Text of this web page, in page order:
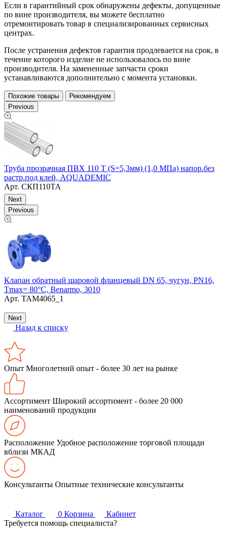
Если в гарантийный срок обнаружены дефекты, допущенные
по вине производителя, вы можете бесплатно
отремонтировать товар в специализированных сервисных
центрах.
После устранения дефектов гарантия продлевается на срок, в
течение которого изделие не использовалось по вине
производителя. На замененные запчасти сроки
устанавливаются дополнительно с момента установки.
Похожие товары
Рекомендуем
Previous
Труба прозрачная ПВХ 110 Т (S=5,3мм) (1,0 МПа) напор.без
растр.под клей, AQUADEMIC
Арт. СКП110ТА
Next
Previous
Клапан обратный шаровой фланцевый DN 65, чугун, PN16,
Тmax= 80°С, Benarmo, 3010
Арт. ТАМ4065_1
Next
Назад к списку
Опыт Многолетний опыт - более 30 лет на рынке
Ассортимент Широкий ассортимент - более 20 000
наименований продукции
Расположение Удобное расположение торговой площади
вблизи МКАД
Консультанты Опытные технические консультанты
Каталог 0 Корзина
Кабинет
Требуется помощь специалиста?